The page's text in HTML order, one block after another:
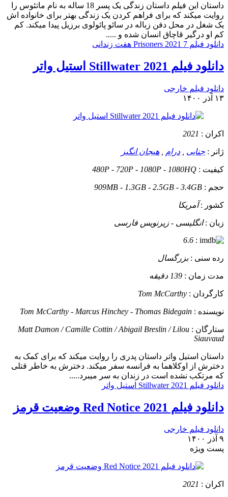
داستان
این فیلم داستان زندگی یک پسر 18 ساله به نام ماتئوس را
روایت میکند که برای فراهم کردن یک زندگی بهتر برای خانواده اش
یک شغل در محل دفن زباله در سائو پائولوی برزیل پیدا میکند. کم
کم او درگیر قاچاق انسان شده و .....
دانلود فیلم 7 Prisoners 2021 هفت زندانی
دانلود فیلم Stillwater 2021 استیل واتر
دانلود فیلم خارجی
۱۳ آذر ۱۴۰۰
اکران : 2021
ژانر : جنایی درام هیجان انگیز
کیفیت : 480P - 720P - 1080P - 1080HQ
حجم : 909MB - 1.3GB - 2.5GB - 3.4GB
کشور :آمریکا
زبان :انگلیسی - زیرنویس فارسی
:
6.6
رده سنی :بزرگسال
مدت زمان : 139 دقیقه
کارگردان : Tom McCarthy
نویسنده : Tom McCarthy - Marcus Hinchey - Thomas Bidegain
ستارگان : Matt Damon / Camille Cottin / Abigail Breslin / Lilou
Siauvaud
داستان استیل واتر داستان پدری را روایت میکند که برای کمک به
دخترش از اوکلاهما به فرانسه سفر میکند. دخترش به خاطر قتلی
که مرتکب نشده است در زندان به سر میبرد.....
دانلود فیلم Stillwater 2021 استیل واتر
دانلود فیلم Red Notice 2021 وضعیت قرمز
دانلود فیلم خارجی
۹ آذر ۱۴۰۰
پست ويژه
اکران : 2021